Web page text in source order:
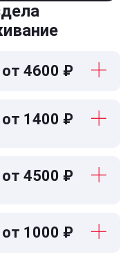
от 4600 ₽
от 1400 ₽
от 4500 ₽
от 1000 ₽